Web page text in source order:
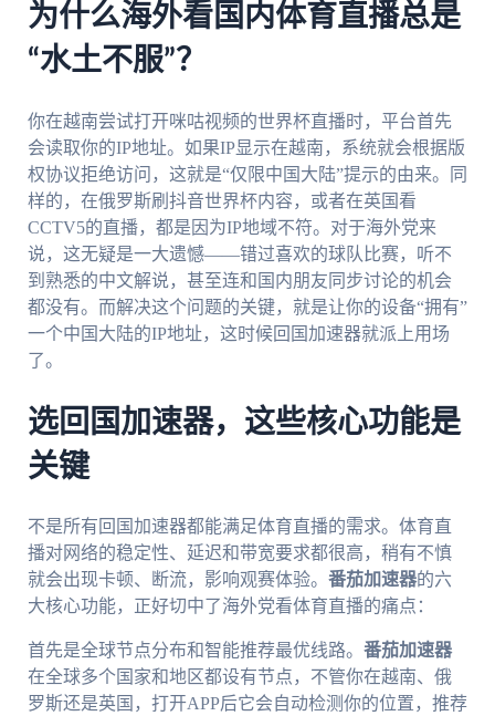
为什么海外看国内体育直播总是
“水土不服”？
你在越南尝试打开咪咕视频的世界杯直播时，平台首先
会读取你的IP地址。如果IP显示在越南，系统就会根据版
权协议拒绝访问，这就是“仅限中国大陆”提示的由来。同
样的，在俄罗斯刷抖音世界杯内容，或者在英国看
CCTV5的直播，都是因为IP地域不符。对于海外党来
说，这无疑是一大遗憾——错过喜欢的球队比赛，听不
到熟悉的中文解说，甚至连和国内朋友同步讨论的机会
都没有。而解决这个问题的关键，就是让你的设备“拥有”
一个中国大陆的IP地址，这时候回国加速器就派上用场
了。
选回国加速器，这些核心功能是
关键
不是所有回国加速器都能满足体育直播的需求。体育直
播对网络的稳定性、延迟和带宽要求都很高，稍有不慎
就会出现卡顿、断流，影响观赛体验。 番茄加速器的六
大核心功能，正好切中了海外党看体育直播的痛点：
首先是全球节点分布和智能推荐最优线路。 番茄加速器
在全球多个国家和地区都设有节点，不管你在越南、俄
罗斯还是英国，打开APP后它会自动检测你的位置，推荐